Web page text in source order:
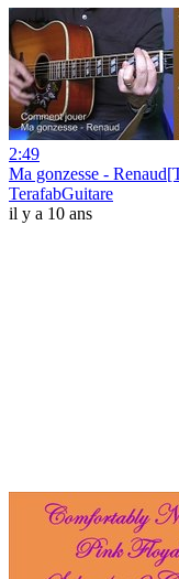
2:49
Ma gonzesse -
TerafabGuitare
il y a 10 ans